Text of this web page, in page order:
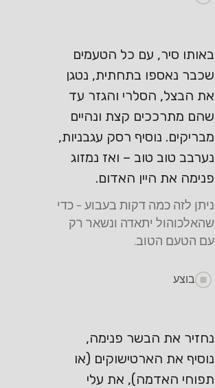
באותו סיר, עם כל הטעמים
שכבר נאספו בתחתית, נטגן
את הבצל, הסלרי והגזר עד
שהם מתרככים קצת ונהיים
מבריקים. נוסיף רסק עגבניות,
נערבב טוב טוב – ואז נמזוג
פנימה את היין האדום.
ניתן לזה כמה דקות בעבוע – כדי
שהאלכוהול יתאדה ונשאר רק
עם הטעם הטוב.
בוצע
נחזיר את הבשר פנימה,
נוסיף את הארטישוקים (או
תפוחי האדמה), את עלי